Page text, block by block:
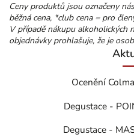
Ceny produktů jsou označeny
běžná cena, *club cena = pro
V případě nákupu alkoholických
objednávky prohlašuje, že je
Ocenění
Degustace -
Degustace -